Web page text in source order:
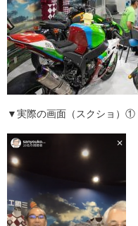
▼実際の画面（スクショ）①